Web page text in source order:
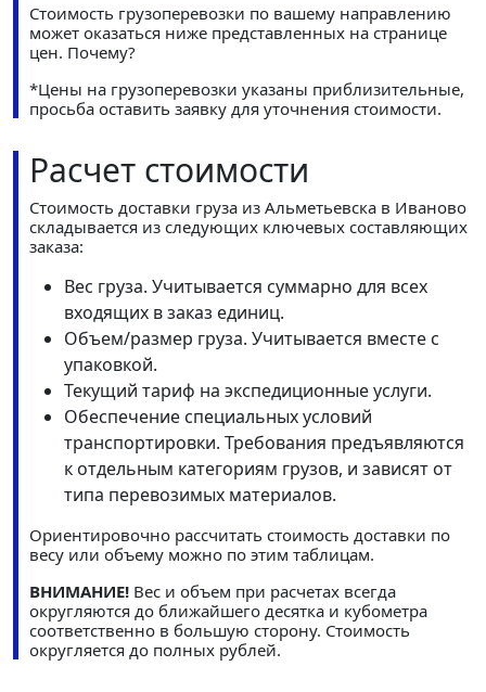
Стоимость грузоперевозки по вашему направлению
может оказаться ниже представленных на странице
цен. Почему?
*Цены на грузоперевозки указаны приблизительные,
просьба оставить заявку для уточнения стоимости.
Расчет стоимости
Стоимость доставки груза из Альметьевска в Иваново
складывается из следующих ключевых составляющих
заказа:
Вес груза. Учитывается суммарно для всех
входящих в заказ единиц.
Объем/размер груза. Учитывается вместе с
упаковкой.
Текущий тариф на экспедиционные услуги.
Обеспечение специальных условий
транспортировки. Требования предъявляются
к отдельным категориям грузов, и зависят от
типа перевозимых материалов.
Ориентировочно рассчитать стоимость доставки по
весу или объему можно по этим таблицам.
ВНИМАНИЕ! Вес и объем при расчетах всегда
округляются до ближайшего десятка и кубометра
соответственно в большую сторону. Стоимость
округляется до полных рублей.